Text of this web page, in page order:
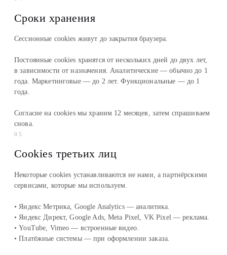
Сроки хранения
Сессионные cookies живут до закрытия браузера.
Постоянные cookies хранятся от нескольких дней до двух лет,
в зависимости от назначения. Аналитические — обычно до 1
года. Маркетинговые — до 2 лет. Функциональные — до 1
года.
Согласие на cookies мы храним 12 месяцев, затем спрашиваем
снова.
05
Cookies третьих лиц
Некоторые cookies устанавливаются не нами, а партнёрскими
сервисами, которые мы используем.
• Яндекс Метрика, Google Analytics — аналитика.
• Яндекс Директ, Google Ads, Meta Pixel, VK Pixel — реклама.
• YouTube, Vimeo — встроенные видео.
• Платёжные системы — при оформлении заказа.